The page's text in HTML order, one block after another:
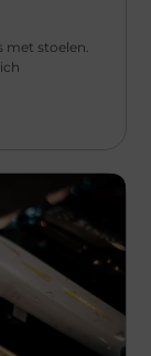
met stoelen.